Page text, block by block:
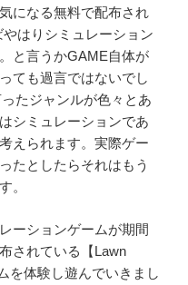
になる無料で配布され
はりシミュレーション
と言うかGAME自体が
ても過言ではないでし
たジャンルが色々とあ
シミュレーションであ
えられます。実際ゲー
たとしたらそれはもう
。
ーションゲームが期間
されている【Lawn
を体験し遊んでいきまし